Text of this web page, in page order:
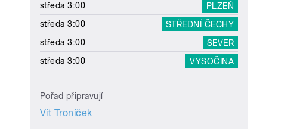
středa 3:00
PLZEŇ
středa 3:00
STŘEDNÍ ČECHY
středa 3:00
SEVER
středa 3:00
VYSOČINA
Pořad připravují
Vít Troníček